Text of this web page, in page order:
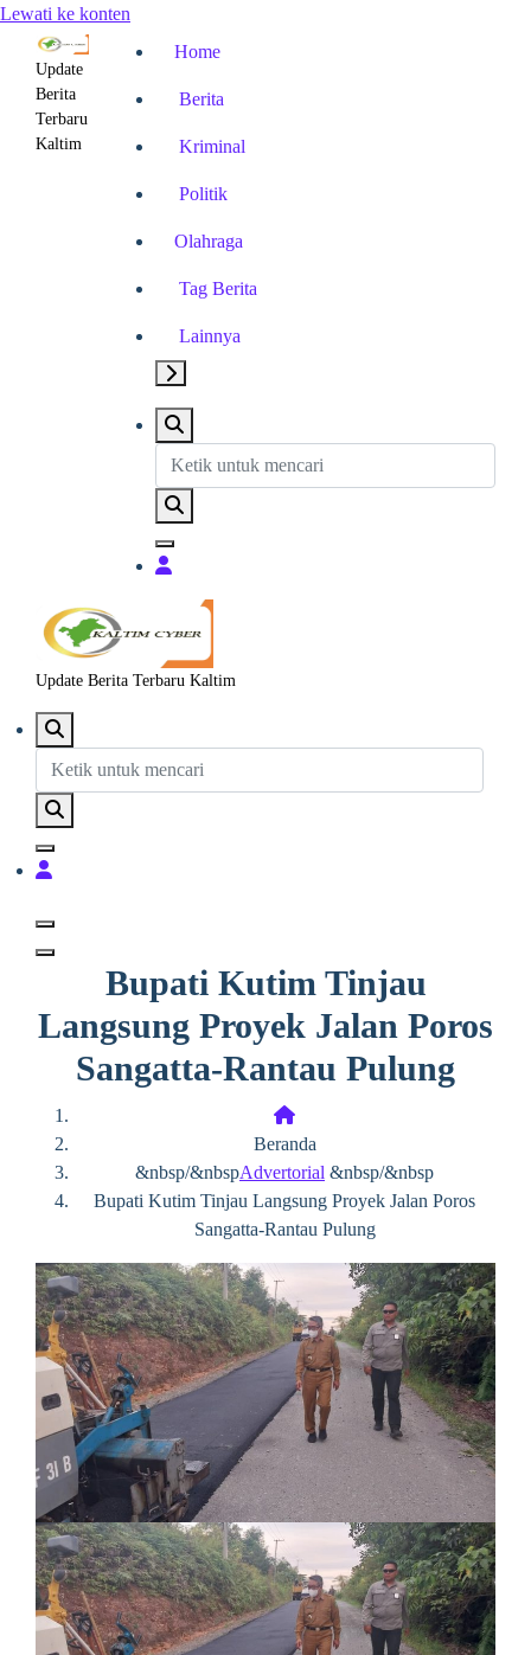
Lewati ke konten
Update
Berita
Terbaru
Kaltim
Home
Berita
Kriminal
Politik
Olahraga
Tag Berita
Lainnya
Update Berita Terbaru Kaltim
Bupati Kutim Tinjau
Langsung Proyek Jalan Poros
Sangatta-Rantau Pulung
Beranda
&nbsp/&nbspAdvertorial &nbsp/&nbsp
Bupati Kutim Tinjau Langsung Proyek Jalan Poros
Sangatta-Rantau Pulung